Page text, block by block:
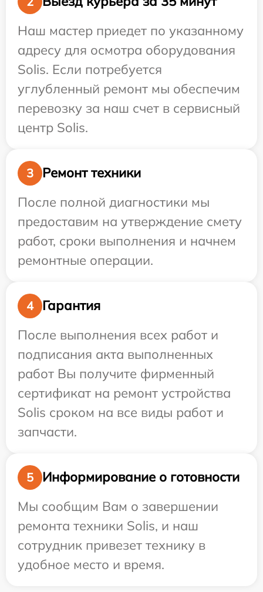
Наш мастер приедет по указанному
адресу для осмотра оборудования
Solis. Если потребуется
углубленный ремонт мы обеспечим
перевозку за наш счет в сервисный
центр Solis.
3
Ремонт техники
После полной диагностики мы
предоставим на утверждение смету
работ, сроки выполнения и начнем
ремонтные операции.
4
Гарантия
После выполнения всех работ и
подписания акта выполненных
работ Вы получите фирменный
сертификат на ремонт устройства
Solis сроком на все виды работ и
запчасти.
5
Информирование о готовности
Мы сообщим Вам о завершении
ремонта техники Solis, и наш
сотрудник привезет технику в
удобное место и время.